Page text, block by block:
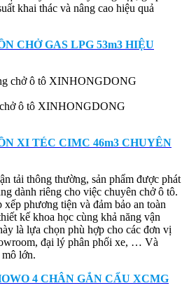
khai thác và nâng cao hiệu quả
CHỞ GAS LPG 53m3 HIỆU
ô tô XINHONGDONG
XI TÉC CIMC 46m3 CHUYÊN
tải thông thường, sản phẩm được phát
dành riêng cho việc chuyên chở ô tô.
phương tiện và đảm bảo an toàn
kế khoa học cùng khả năng vận
là lựa chọn phù hợp cho các đơn vị
đại lý phân phối xe, … Và
lớn.
4 CHÂN GẮN CẨU XCMG